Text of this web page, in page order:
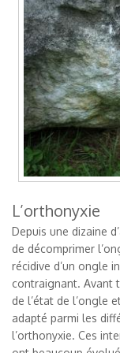
L’orthonyxie
Depuis une dizaine
de décomprimer
récidive d’un ongle
contraignant. Avant
de l’état de l’ongle
adapté parmi les
l’orthonyxie. Ces